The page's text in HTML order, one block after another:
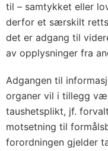
til – samtykket eller
derfor et særskilt
det er adgang til
av opplysninger fra
Adgangen til
organer vil i tillegg
taushetsplikt, jf.
motsetning til
forordningen gjelder